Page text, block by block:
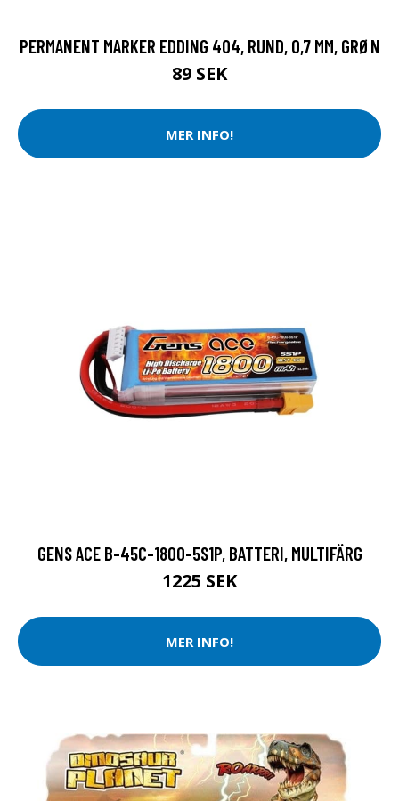
PERMANENT MARKER EDDING 404, RUND, 0,7 MM, GRØN
89 SEK
MER INFO!
GENS ACE B-45C-1800-5S1P, BATTERI, MULTIFÄRG
1225 SEK
MER INFO!